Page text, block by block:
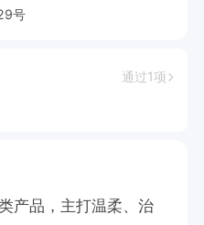
号
通过1项
产品，主打温柔、治